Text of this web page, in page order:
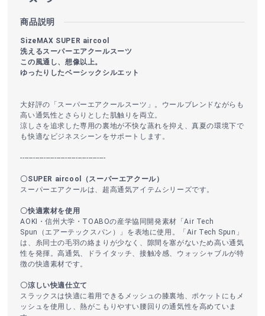
商品説明
SizeMAX SUPER aircool
洗えるスーパーエアクールスーツ
この風通し、想像以上。
ゆったりしたベーシックシルエット
大好評の「スーパーエアクールスーツ」。ウールブレンドながらも
高い通気性とさらりとした肌触りを両立。
涼しさを追求した専用の裏地が不快な蒸れを抑え、真夏の環境下で
も快適なビジネスシーンをサポートします。
----------------------------------------
〇SUPER aircool（スーパーエアクール）
スーパーエアクールは、超高通気アイテムシリーズです。
〇快適素材を使用
AOKI・信州大学・TOABOの産学協同開発素材「Air Tech
Spun（エアーテックスパン）」を表地に使用。「Air Tech Spun」
は、糸同士の毛羽の絡まりが少なく、隙間を塞がないため高い通気
性を発揮。高通気、ドライタッチ、接触冷感、ウォッシャブルが特
徴の快適素材です。
〇涼しい快適仕立て
スラックスは快適に着用できるメッシュの膝裏地、ポケットにもメ
ッシュを使用し、熱がこもりやすい腰回りの通気性を高めていま